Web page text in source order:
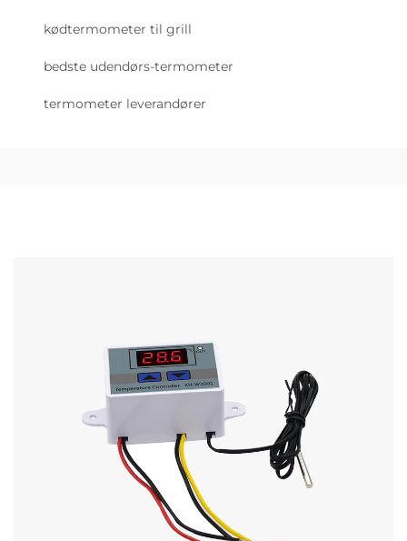
kødtermometer til grill
bedste udendørs-termometer
termometer leverandører